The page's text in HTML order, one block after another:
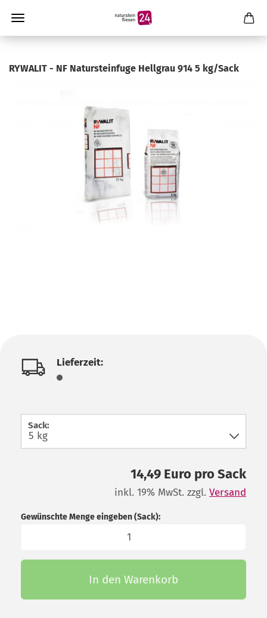
RYWALIT - NF Natursteinfuge Hellgrau 914 5 kg/Sack
Lieferzeit:
Sack:
14,49 Euro pro Sack
inkl. 19% MwSt. zzgl. Versand
Gewünschte Menge eingeben (Sack):
In den Warenkorb